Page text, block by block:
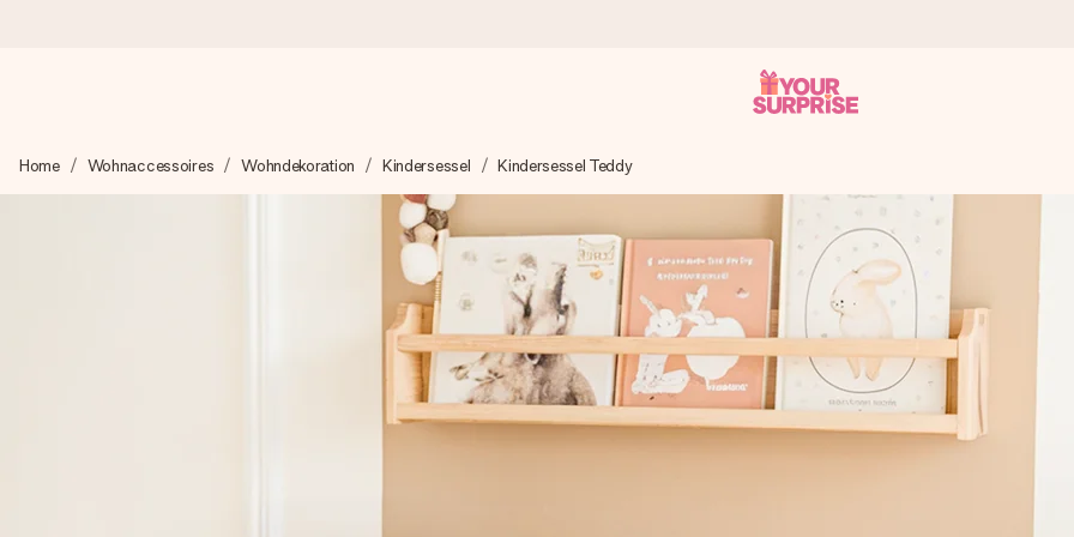
Wir bereiten dein Geschenk sorgfältig vor und schicken es blitzschnell – damit du es genau zum richtigen Zeitpunkt überreichen
4,8 (basierend auf +15.000 Bewertungen)
Unsere Geschenke begeistern. Kunden bewerten uns mit 4,8 bei Google Reviews (Gesamtergebnis aller Länder, in die wir
Mit Liebe gemacht, im Handumdrehen
Erstelle etwas Einzigartiges in wenigen Schritten – mit ihrem Namen, deinem Foto oder einer Nachricht von Herzen. Kein
Home Wohnaccessoires Wohndekoration Kindersessel Kindersessel Teddy